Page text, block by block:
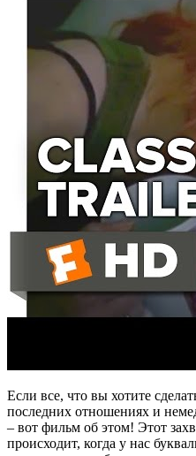
Если все, что вы хотите
последних отношениях и
– вот фильм об этом! Этот
происходит, когда у нас